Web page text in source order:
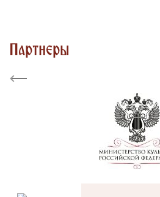
Партнеры
Previous